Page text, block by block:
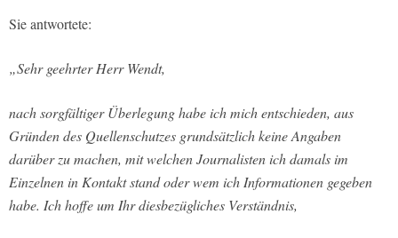
Sie antwortete:
„Sehr geehrter Herr Wendt,
nach sorgfältiger Überlegung habe ich mich entschieden, aus
Gründen des Quellenschutzes grundsätzlich keine Angaben
darüber zu machen, mit welchen Journalisten ich damals im
Einzelnen in Kontakt stand oder wem ich Informationen gegeben
habe. Ich hoffe um Ihr diesbezügliches Verständnis,